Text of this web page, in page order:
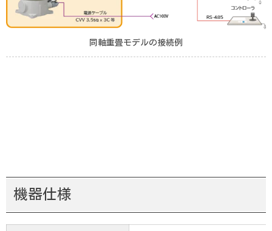
同軸重畳モデルの接続例
機器仕様